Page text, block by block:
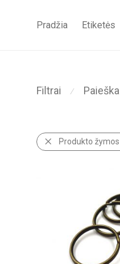
Pradžia Etiketės
Filtrai ⁄ Paieška
Produkto žymos